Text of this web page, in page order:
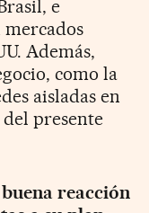
e
Además,
como la
aisladas en
presente
reacción